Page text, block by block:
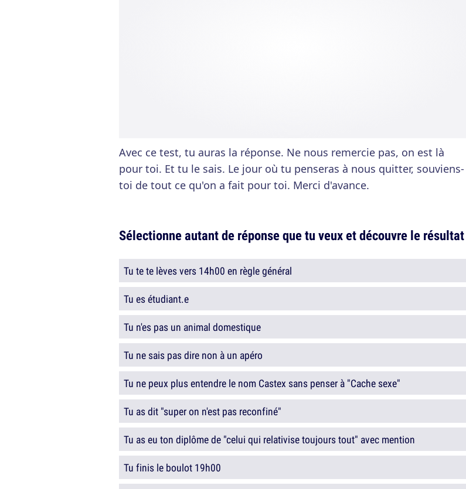
Avec ce test, tu auras la réponse. Ne nous remercie pas, on est là
pour toi. Et tu le sais. Le jour où tu penseras à nous quitter, souviens-
toi de tout ce qu'on a fait pour toi. Merci d'avance.
Sélectionne autant de réponse que tu veux et découvre le résultat
Tu te te lèves vers 14h00 en règle général
Tu es étudiant.e
Tu n'es pas un animal domestique
Tu ne sais pas dire non à un apéro
Tu ne peux plus entendre le nom Castex sans penser à "Cache sexe"
Tu as dit "super on n'est pas reconfiné"
Tu as eu ton diplôme de "celui qui relativise toujours tout" avec mention
Tu finis le boulot 19h00